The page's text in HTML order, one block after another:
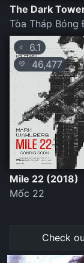
The Dark
Tòa Tháp Bóng
⭐ 6.1
💛 46,477
Mile 22 (2018)
Mốc 22
Check